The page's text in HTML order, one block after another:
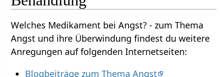
Welches Medikament bei Angst? - zum Thema
Angst und ihre Überwindung findest du weitere
Anregungen auf folgenden Internetseiten:
Blogbeiträge zum Thema Angst